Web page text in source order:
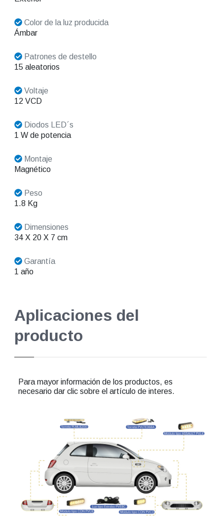
Color de la luz producida
Ámbar
Patrones de destello
15 aleatorios
Voltaje
12 VCD
Diodos LED´s
1 W de potencia
Montaje
Magnético
Peso
1.8 Kg
Dimensiones
34 X 20 X 7 cm
Garantía
1 año
Aplicaciones del
producto
Para mayor información de los productos, es
necesario dar clic sobre el artículo de interes.